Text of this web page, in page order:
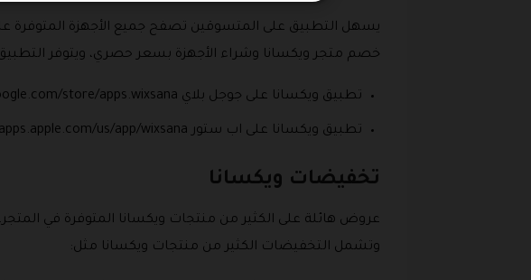
يسهل التطبيق على المتسوقين تصفح جميع الأجهزة المتوفرة
خصم متجر ويكسانا وشراء الأجهزة بسعر حصري، ويتوفر
تطبيق ويكسانا على جوجل بلاي https://play.google.com/store/apps.wixsana.
تطبيق ويكسانا على اب ستور https://apps.apple.com/us/app/wixsana.
تخفيضات ويكسانا
عروض هائلة على الكثير من منتجات ويكسانا المتوفرة في
وتشمل التخفيضات الكثير من منتجات ويكسانا مثل: